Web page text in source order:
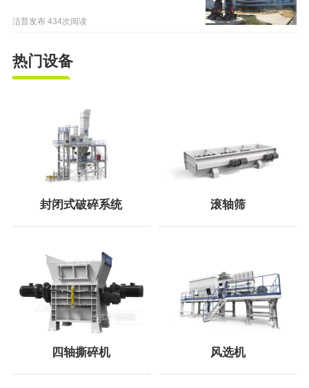
洁普发布 434次阅读
热门设备
封闭式破碎系统 滚轴筛
四轴撕碎机 风选机